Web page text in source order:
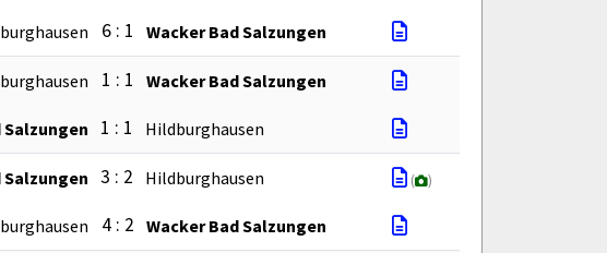
6 : 1 Wacker Bad Salzungen
1 : 1 Wacker Bad Salzungen
Salzungen 1 : 1 Hildburghausen
Salzungen 3 : 2 Hildburghausen ( )
4 : 2 Wacker Bad Salzungen